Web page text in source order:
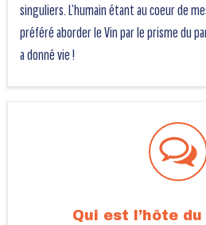
singuliers. L’humain étant au coeur de
préféré aborder le Vin par le prisme du
a donné vie !
Qui est l’hôte